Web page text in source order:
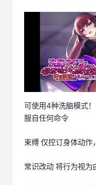
可使用4种洗脑模式
服自任何命令
束缚 仅控订身体动作
常识改动 将行为视为